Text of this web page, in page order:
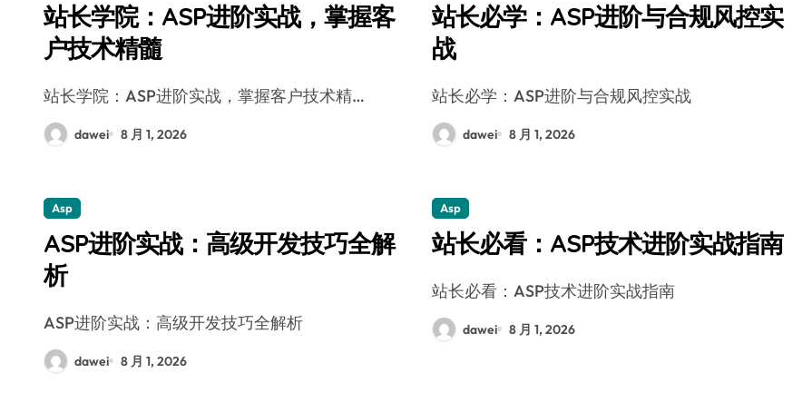
站长学院：ASP进阶实战，掌握客
户技术精髓
站长学院：ASP进阶实战，掌握客户技术精…
dawei 8 月 1, 2026
站长必学：ASP进阶与合规风控实
战
站长必学：ASP进阶与合规风控实战
dawei 8 月 1, 2026
Asp
ASP进阶实战：高级开发技巧全解
析
ASP进阶实战：高级开发技巧全解析
dawei 8 月 1, 2026
Asp
站长必看：ASP技术进阶实战指南
站长必看：ASP技术进阶实战指南
dawei 8 月 1, 2026